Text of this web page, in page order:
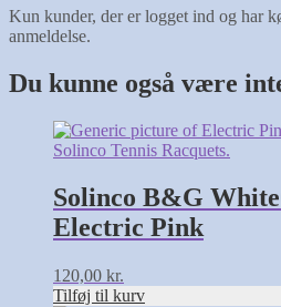
Kun kunder, der er logget ind og har
anmeldelse.
Du kunne også være
Solinco B&G
Electric Pink
120,00 kr.
Tilføj til kurv